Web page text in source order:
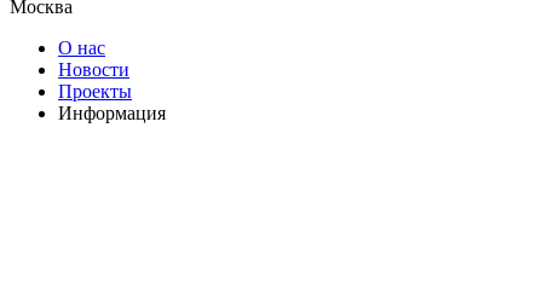
Москва
О нас
Новости
Проекты
Информация